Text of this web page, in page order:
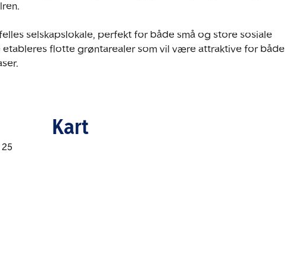
selskapslokale, perfekt for både små og store sosiale
etableres flotte grøntarealer som vil være attraktive for både
Kart